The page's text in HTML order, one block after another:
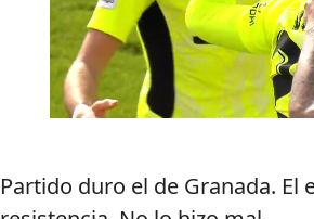
Partido duro el de Granada.